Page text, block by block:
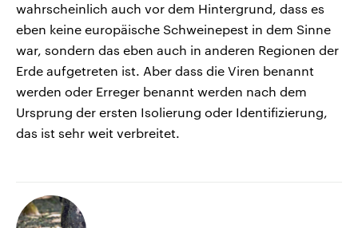
wahrscheinlich auch vor dem Hintergrund, dass es
eben keine europäische Schweinepest in dem Sinne
war, sondern das eben auch in anderen Regionen der
Erde aufgetreten ist. Aber dass die Viren benannt
werden oder Erreger benannt werden nach dem
Ursprung der ersten Isolierung oder Identifizierung,
das ist sehr weit verbreitet.